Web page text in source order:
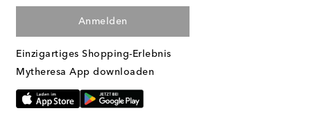
Anmelden
Einzigartiges Shopping-Erlebnis
Mytheresa App downloaden